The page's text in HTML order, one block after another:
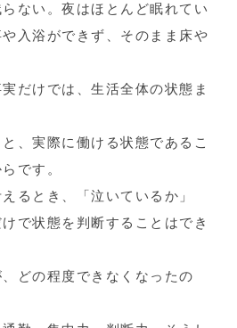
ない。夜はほとんど眠れてい
入浴ができず、そのまま床や
だけでは、生活全体の状態ま
、実際に働ける状態であるこ
です。
るとき、「泣いているか」
で状態を判断することはでき
どの程度できなくなったの